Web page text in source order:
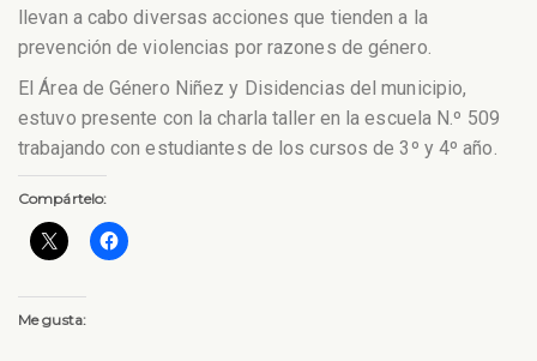
llevan a cabo diversas acciones que tienden a la
prevención de violencias por razones de género.
El Área de Género Niñez y Disidencias del municipio,
estuvo presente con la charla taller en la escuela N.º 509
trabajando con estudiantes de los cursos de 3º y 4º año.
Compártelo:
Me gusta: